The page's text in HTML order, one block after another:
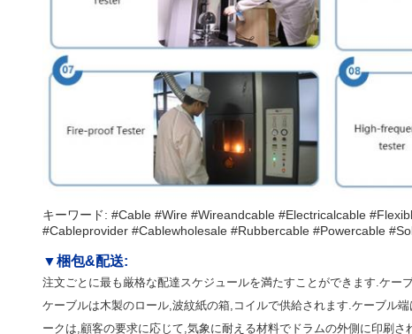
キーワード: #Cable #Wire #Wireandcable #Electricalcable
#Cableprovider #Cablewholesale #Rubbercable #Powercable
▼梱包&配送:
注文ごとに最も厳格な配達スケジュールを満たすことができます.ケ
ケーブルは木製のロール,波紋紙の箱,コイルで供給されます.ケーブル
ークは,顧客の要求に応じて,気象に耐える材料でドラムの外側に印刷さ